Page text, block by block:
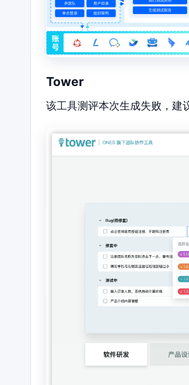
Tower
该工具测评本次生成失败，建